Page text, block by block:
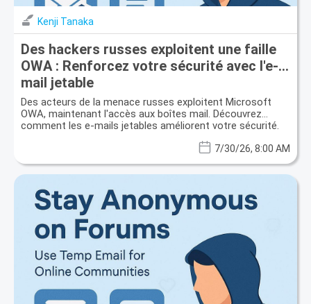
Kenji Tanaka
Des hackers russes exploitent une faille
OWA : Renforcez votre sécurité avec l'e-
mail jetable
Des acteurs de la menace russes exploitent Microsoft
OWA, maintenant l'accès aux boîtes mail. Découvrez
comment les e-mails jetables améliorent votre sécurité.
7/30/26, 8:00 AM